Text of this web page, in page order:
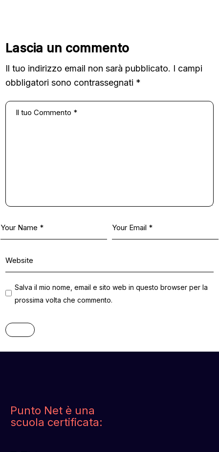
Lascia un commento
Il tuo indirizzo email non sarà pubblicato. I campi
obbligatori sono contrassegnati *
Salva il mio nome, email e sito web in questo browser per la
prossima volta che commento.
Punto Net è una
scuola certificata: